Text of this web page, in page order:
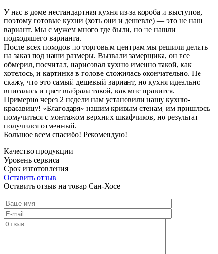
У нас в доме нестандартная кухня из-за короба и выступов,
поэтому готовые кухни (хоть они и дешевле) — это не наш
вариант. Мы с мужем много где были, но не нашли
подходящего варианта.
После всех походов по торговым центрам мы решили делать
на заказ под наши размеры. Вызвали замерщика, он все
обмерил, посчитал, нарисовал кухню именно такой, как
хотелось, и картинка в голове сложилась окончательно. Не
скажу, что это самый дешевый вариант, но кухня идеально
вписалась и цвет выбрала такой, как мне нравится.
Примерно через 2 недели нам установили нашу кухню-
красавицу! «Благодаря» нашим кривым стенам, им пришлось
помучиться с монтажом верхних шкафчиков, но результат
получился отменный.
Большое всем спасибо! Рекомендую!
Качество продукции
Уровень сервиса
Срок изготовления
Оставить отзыв
Оставить отзыв на товар Сан-Хосе